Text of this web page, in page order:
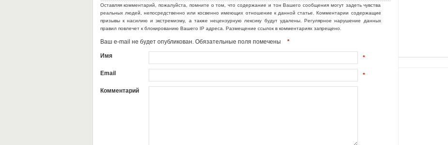
Оставляя комментарий, пожалуйста, помните о том, что содержание и тон Вашего сообщения могут задеть чувства
реальных людей, непосредственно или косвенно имеющих отношение к данной статье. Комментарии содержащие
призывы к насилию и экстремизму, а также нецензурную лексику будут удалены. Регулярное нарушение данных
правил повлечет к блокированию Вашего IP адреса. Размещение ссылок в комментариях запрещено.
Ваш e-mail не будет опубликован. Обязательные поля помечены *
Имя *
Email *
Комментарий